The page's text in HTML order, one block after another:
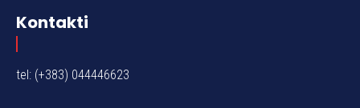
Kontakti
tel: (+383) 044446623